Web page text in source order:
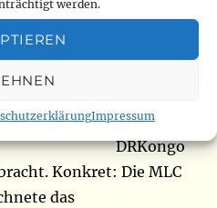
werden.
Impressum
16.02.200
in der
DRKongo
Konkret: Die MLC
das